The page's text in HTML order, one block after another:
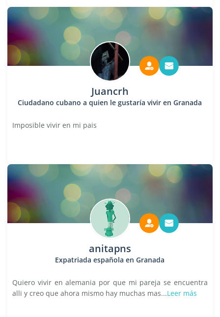
Juancrh
Ciudadano cubano a quien le gustaría vivir en Granada
Imposible vivir en mi pais
anitapns
Expatriada española en Granada
Quiero vivir en alemania por que mi pareja se encuentra
alli y creo que ahora mismo hay muchas mas...Leer más